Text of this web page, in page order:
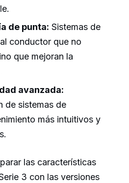
de punta: Sistemas de
conductor que no
que mejoran la
avanzada:
de sistemas de
más intuitivos y
las características
3 con las versiones